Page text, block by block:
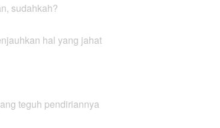
sudahkah?
hal yang jahat
teguh pendiriannya